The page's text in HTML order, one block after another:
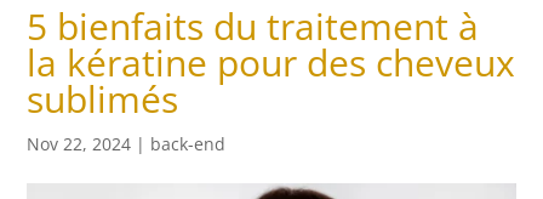
5 bienfaits du traitement à
la kératine pour des cheveux
sublimés
Nov 22, 2024 | back-end